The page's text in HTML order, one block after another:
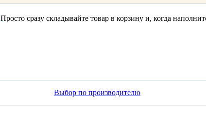
Просто сразу складывайте товар в корзину и, когда
Выбор по производителю